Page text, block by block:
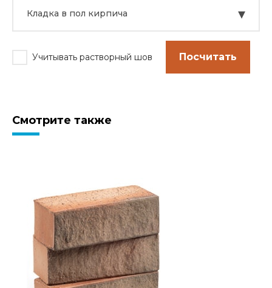
Кладка в пол кирпича ▾
Учитывать растворный шов Посчитать
Смотрите также